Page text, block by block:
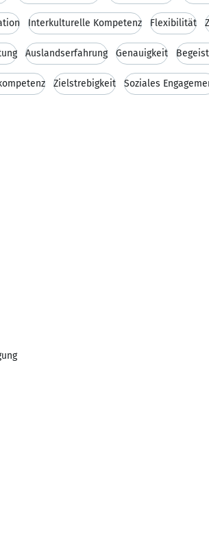
Interkulturelle Kompetenz Flexibilität
Auslandserfahrung Genauigkeit
Zielstrebigkeit Soziales